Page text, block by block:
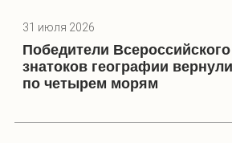
31 июля 2026
Победители
знатоков географии
по четырем морям